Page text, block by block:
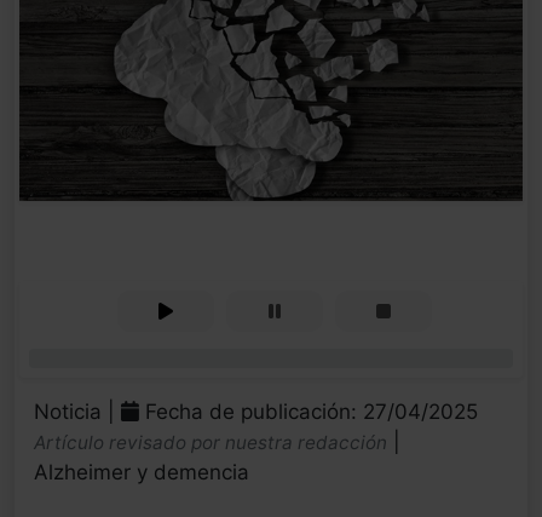
Noticia | Fecha de publicación: 27/04/2025
Artículo revisado por nuestra redacción
Alzheimer y demencia